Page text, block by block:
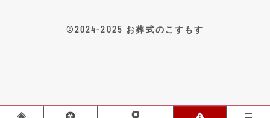
©2024-2025 お葬式のこすもす
お葬式に関するお悩み、なんでもお気軽にご相談ください。